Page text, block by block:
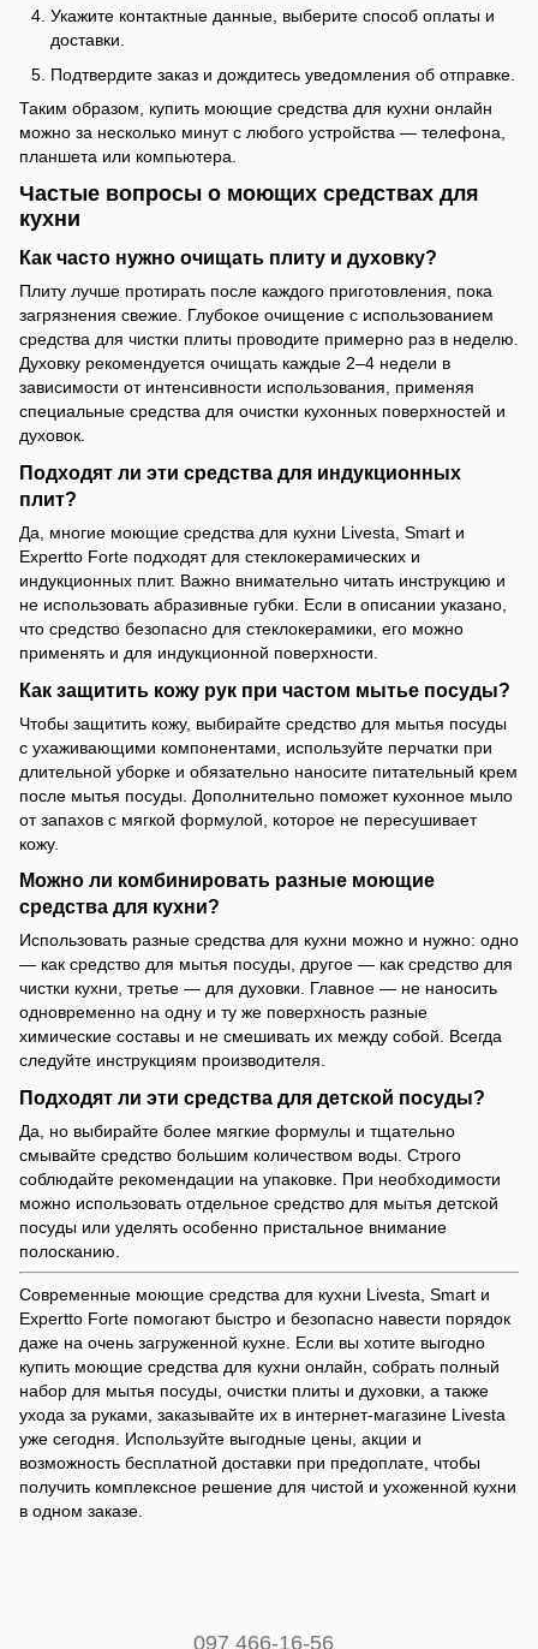
Укажите контактные данные, выберите способ оплаты и
доставки.
Подтвердите заказ и дождитесь уведомления об отправке.
Таким образом, купить моющие средства для кухни онлайн
можно за несколько минут с любого устройства — телефона,
планшета или компьютера.
Частые вопросы о моющих средствах для
кухни
Как часто нужно очищать плиту и духовку?
Плиту лучше протирать после каждого приготовления, пока
загрязнения свежие. Глубокое очищение с использованием
средства для чистки плиты проводите примерно раз в неделю.
Духовку рекомендуется очищать каждые 2–4 недели в
зависимости от интенсивности использования, применяя
специальные средства для очистки кухонных поверхностей и
духовок.
Подходят ли эти средства для индукционных
плит?
Да, многие моющие средства для кухни Livesta, Smart и
Expertto Forte подходят для стеклокерамических и
индукционных плит. Важно внимательно читать инструкцию и
не использовать абразивные губки. Если в описании указано,
что средство безопасно для стеклокерамики, его можно
применять и для индукционной поверхности.
Как защитить кожу рук при частом мытье посуды?
Чтобы защитить кожу, выбирайте средство для мытья посуды
с ухаживающими компонентами, используйте перчатки при
длительной уборке и обязательно наносите питательный крем
после мытья посуды. Дополнительно поможет кухонное мыло
от запахов с мягкой формулой, которое не пересушивает
кожу.
Можно ли комбинировать разные моющие
средства для кухни?
Использовать разные средства для кухни можно и нужно: одно
— как средство для мытья посуды, другое — как средство для
чистки кухни, третье — для духовки. Главное — не наносить
одновременно на одну и ту же поверхность разные
химические составы и не смешивать их между собой. Всегда
следуйте инструкциям производителя.
Подходят ли эти средства для детской посуды?
Да, но выбирайте более мягкие формулы и тщательно
смывайте средство большим количеством воды. Строго
соблюдайте рекомендации на упаковке. При необходимости
можно использовать отдельное средство для мытья детской
посуды или уделять особенно пристальное внимание
полосканию.
Современные моющие средства для кухни Livesta, Smart и
Expertto Forte помогают быстро и безопасно навести порядок
даже на очень загруженной кухне. Если вы хотите выгодно
купить моющие средства для кухни онлайн, собрать полный
набор для мытья посуды, очистки плиты и духовки, а также
ухода за руками, заказывайте их в интернет-магазине Livesta
уже сегодня. Используйте выгодные цены, акции и
возможность бесплатной доставки при предоплате, чтобы
получить комплексное решение для чистой и ухоженной кухни
в одном заказе.
097 466-16-56